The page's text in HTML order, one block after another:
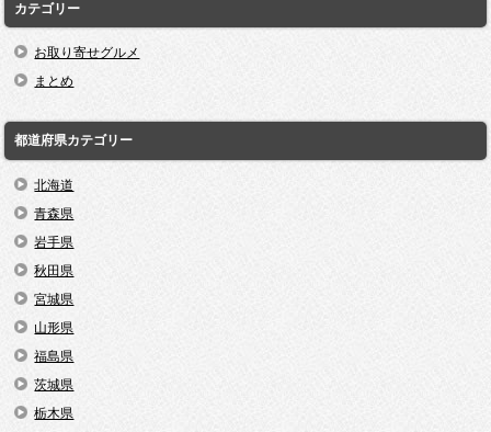
カテゴリー
お取り寄せグルメ
まとめ
都道府県カテゴリー
北海道
青森県
岩手県
秋田県
宮城県
山形県
福島県
茨城県
栃木県